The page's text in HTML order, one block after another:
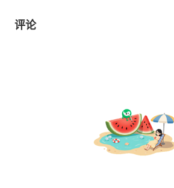
评论